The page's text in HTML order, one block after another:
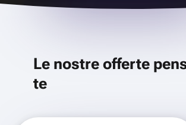
Le nostre offerte
te